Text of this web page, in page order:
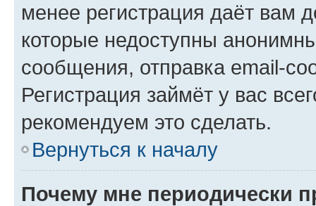
менее регистрация даёт вам
которые недоступны
сообщения, отправка email-
Регистрация займёт у вас
рекомендуем это сделать.
Вернуться к началу
Почему мне периодически